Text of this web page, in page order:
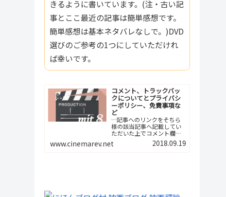
きるように書いています。(注・古い記
事とここ最近の記事は簡単感想です。
簡単感想は基本ネタバレなしで。)DVD
選びのご参考の1つにしていただけれ
ば幸いです。
コメント、トラックバッ
クについてとプライバシ
ーポリシー、免責事項な
ど
…記事へのリンクをそちら
様の該当記事へ記載してい
ただいた上でコメント欄へ
ご報告下さい。つまり、今
後は記事間の相互リンクと
www.cinemarev.net 2018.09.19